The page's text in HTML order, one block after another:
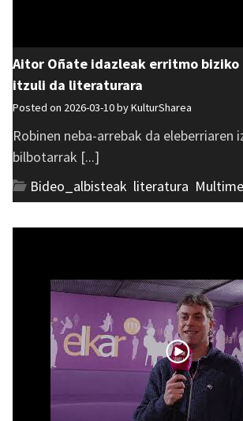
Aitor Oñate idazleak erritmo
itzuli da literaturara
Posted on 2026-03-10 byKulturSharea
Robinen neba-arrebak da eleberriaren
bilbotarrak [...]
Bideo_albisteak literatura